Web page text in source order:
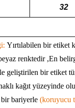
32
Yırtılabilen bir etiket
renktedir ,En
geliştirilen bir etiket
kağıt yüzeyinde
bir bariyerle (koruyucu